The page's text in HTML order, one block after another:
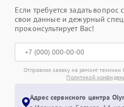
Если требуется задать вопрос
свои данные и дежурный
проконсультирует Вас!
Отправляя заявку на ремонт техники
Политикой
Адрес сервисного центра